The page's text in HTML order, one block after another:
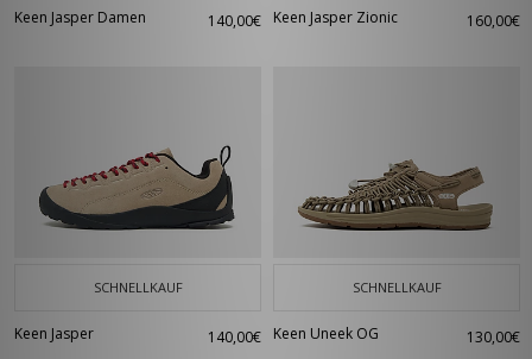
Keen Jasper Damen 140,00€ Keen Jasper Zionic 160,00€
SCHNELLKAUF
Keen Jasper 140,00€
SCHNELLKAUF
Keen Uneek OG 130,00€